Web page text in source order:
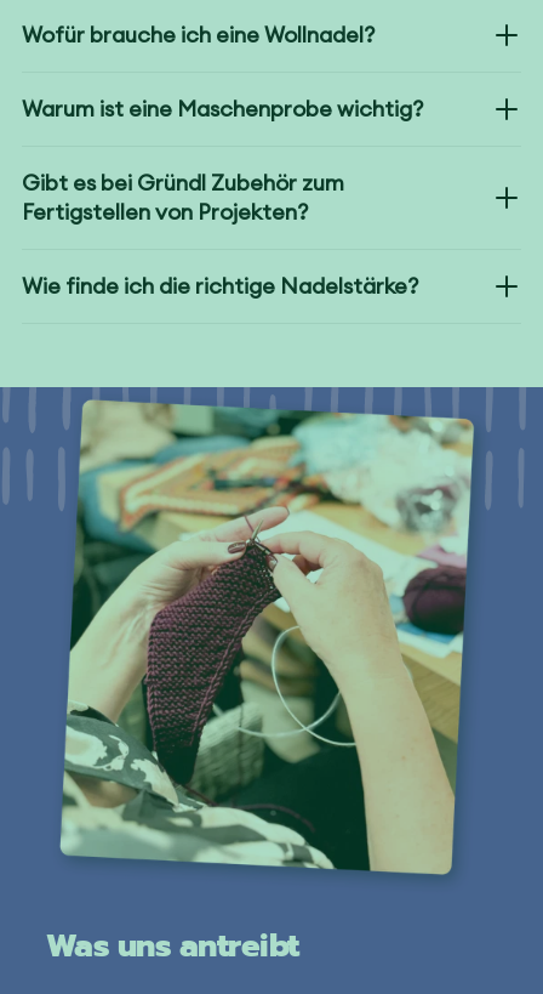
Wofür brauche ich eine Wollnadel?
Warum ist eine Maschenprobe wichtig?
Gibt es bei Gründl Zubehör zum
Fertigstellen von Projekten?
Wie finde ich die richtige Nadelstärke?
Was uns antreibt